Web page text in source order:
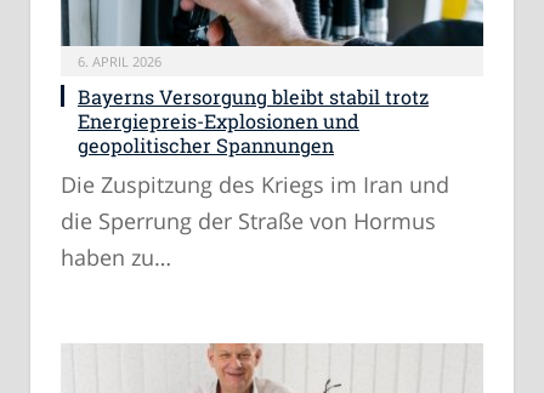
6. APRIL 2026
Bayerns Versorgung bleibt stabil trotz
Energiepreis-Explosionen und
geopolitischer Spannungen
Die Zuspitzung des Kriegs im Iran und
die Sperrung der Straße von Hormus
haben zu…